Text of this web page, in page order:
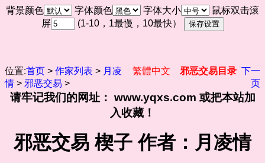
背景颜色 字体颜色 字体大小
鼠标双击滚
屏
(1-10，1最慢，10最快）
位置:首页 > 作家列表 > 月凌
情 > 邪恶交易 >
繁體中文 邪恶交易目录 下一
页
请牢记我们的网址： www.yqxs.com 或把本站加
入收藏！
邪恶交易 楔子 作者：月凌情